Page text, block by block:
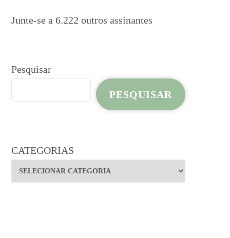
Junte-se a 6.222 outros assinantes
Pesquisar
PESQUISAR
CATEGORIAS